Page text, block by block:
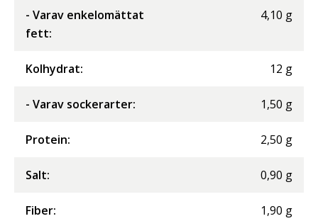
- Varav enkelomättat
fett:
4,10 g
Kolhydrat: 12 g
- Varav sockerarter: 1,50 g
Protein: 2,50 g
Salt: 0,90 g
Fiber: 1,90 g